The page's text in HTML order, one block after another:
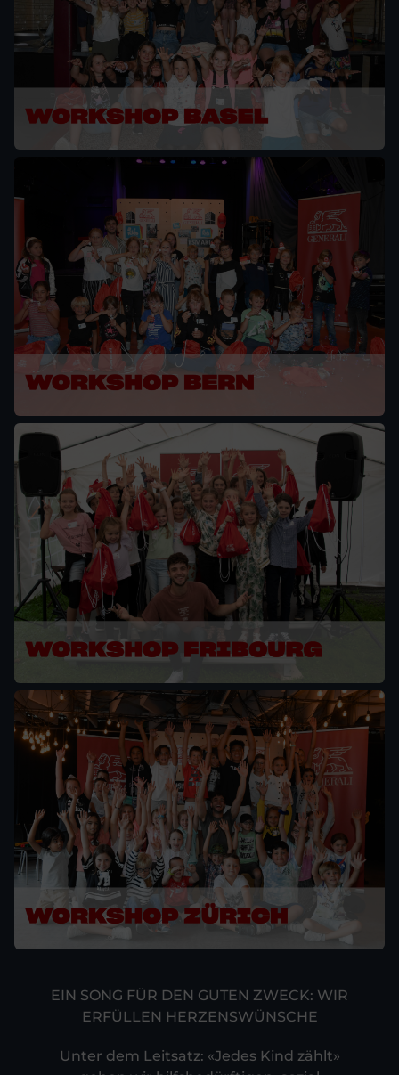
EIN SONG FÜR DEN GUTEN ZWECK: WIR
ERFÜLLEN HERZENS­WÜNSCHE
Unter dem Leitsatz: «Jedes Kind zählt»